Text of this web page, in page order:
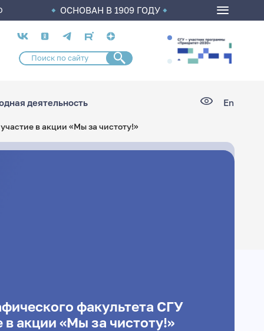
ОСНОВАН В 1909 ГОДУ
Социальные
сети
деятельность En
в акции «Мы за чистоту!»
факультета СГУ
в акции «Мы за чистоту!»